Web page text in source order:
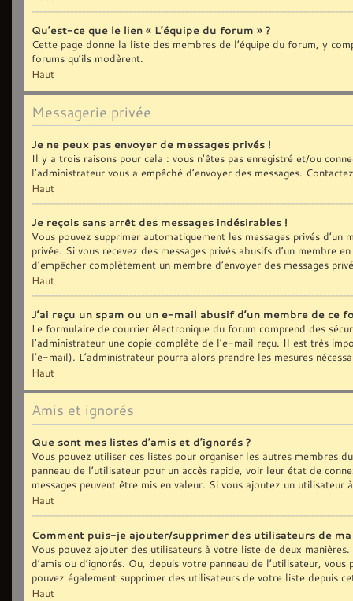
Qu’est-ce que le lien « L’équipe du forum » ?
Cette page donne la liste des membres de l’équipe du forum, y
forums qu’ils modèrent.
Haut
Messagerie privée
Je ne peux pas envoyer de messages privés !
Il y a trois raisons pour cela : vous n’êtes pas enregistré et/ou
l’administrateur vous a empêché d’envoyer des messages.
Haut
Je reçois sans arrêt des messages indésirables !
Vous pouvez supprimer automatiquement les messages privés
privée. Si vous recevez des messages privés abusifs d’un
d’empêcher complètement un membre d’envoyer des messages
Haut
J’ai reçu un spam ou un e-mail abusif d’un membre de ce
Le formulaire de courrier électronique du forum comprend des
l’administrateur une copie complète de l’e-mail reçu. Il est très
l’e-mail). L’administrateur pourra alors prendre les mesures
Haut
Amis et ignorés
Que sont mes listes d’amis et d’ignorés ?
Vous pouvez utiliser ces listes pour organiser les autres membres
panneau de l’utilisateur pour un accès rapide, voir leur état de
messages peuvent être mis en valeur. Si vous ajoutez un
Haut
Comment puis-je ajouter/supprimer des utilisateurs de ma
Vous pouvez ajouter des utilisateurs à votre liste de deux
d’amis ou d’ignorés. Ou, depuis votre panneau de l’utilisateur,
pouvez également supprimer des utilisateurs de votre liste depuis
Haut